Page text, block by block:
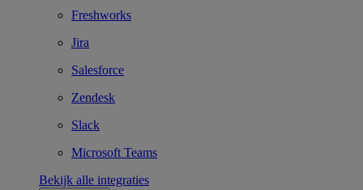
Freshworks
Jira
Salesforce
Zendesk
Slack
Microsoft Teams
Bekijk alle integraties